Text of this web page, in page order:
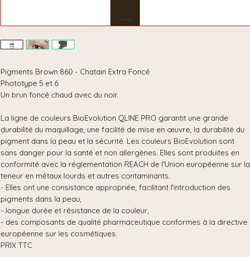
Pigments Brown 860 - Chatain Extra Foncé
Phototype 5 et 6
Un brun foncé chaud avec du noir.
La ligne de couleurs BioEvolution QLINE PRO garantit une grande
durabilité du maquillage, une facilité de mise en œuvre, la durabilité du
pigment dans la peau et la sécurité. Les couleurs BioEvolution sont
sans danger pour la santé et non allergènes. Elles sont produites en
conformité avec la réglementation REACH de l'Union européenne sur la
teneur en métaux lourds et autres contaminants.
- Elles ont une consistance appropriée, facilitant l'introduction des
pigments dans la peau,
- longue durée et résistance de la couleur,
- des composants de qualité pharmaceutique conformes à la directive
européenne sur les cosmétiques.
PRIX TTC